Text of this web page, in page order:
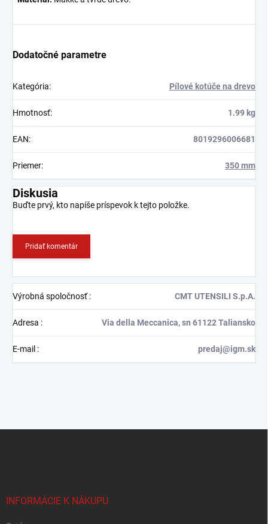
Dodatočné parametre
Kategória: Pílové kotúče na drevo
Hmotnosť: 1.99 kg
EAN: 8019296006681
Priemer: 350 mm
Diskusia
Buďte prvý, kto napíše príspevok k tejto položke.
Pridať komentár
Výrobná spoločnosť: CMT UTENSILI S.p.A.
Adresa : Via della Meccanica, sn 61122 Taliansko
E-mail : predaj@igm.sk
INFORMÁCIE K NÁKUPU